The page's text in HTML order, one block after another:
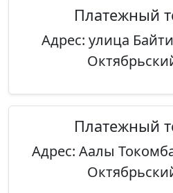
Платежный
Адрес: улица
Платежный
Адрес: Аалы